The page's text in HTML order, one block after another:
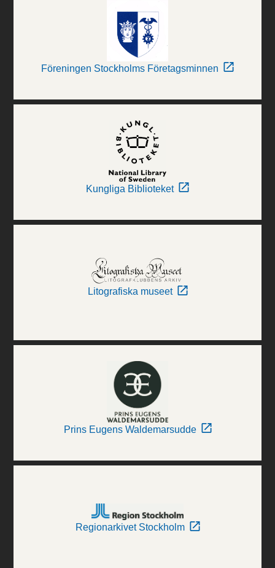
Föreningen Stockholms Företagsminnen
Kungliga Biblioteket
Litografiska museet
Prins Eugens Waldemarsudde
Regionarkivet Stockholm